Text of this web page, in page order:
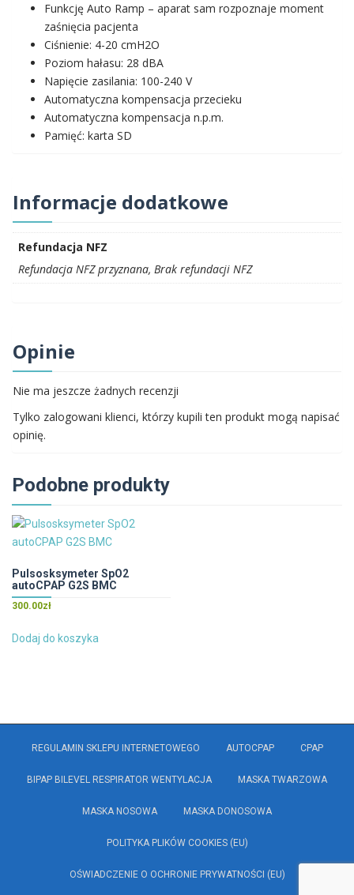
Funkcję Auto Ramp – aparat sam rozpoznaje moment
zaśnięcia pacjenta
Ciśnienie: 4-20 cmH2O
Poziom hałasu: 28 dBA
Napięcie zasilania: 100-240 V
Automatyczna kompensacja przecieku
Automatyczna kompensacja n.p.m.
Pamięć: karta SD
Informacje dodatkowe
Refundacja NFZ
Refundacja NFZ przyznana, Brak refundacji NFZ
Opinie
Nie ma jeszcze żadnych recenzji
Tylko zalogowani klienci, którzy kupili ten produkt mogą napisać
opinię.
Podobne produkty
Pulsosksymeter SpO2
autoCPAP G2S BMC
300.00zł
Dodaj do koszyka
REGULAMIN SKLEPU INTERNETOWEGO AUTOCPAP CPAP
BIPAP BILEVEL RESPIRATOR WENTYLACJA MASKA TWARZOWA
MASKA NOSOWA MASKA DONOSOWA
POLITYKA PLIKÓW COOKIES (EU)
OŚWIADCZENIE O OCHRONIE PRYWATNOŚCI (EU)